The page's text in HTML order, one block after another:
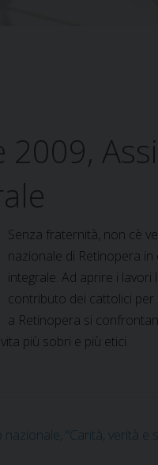
Senza fraternità, non cè
nazionale di Retinopera in
integrale. Ad aprire i
contributo dei cattolici per
a Retinopera si
più sobri e più etici.
“Carità, verità e